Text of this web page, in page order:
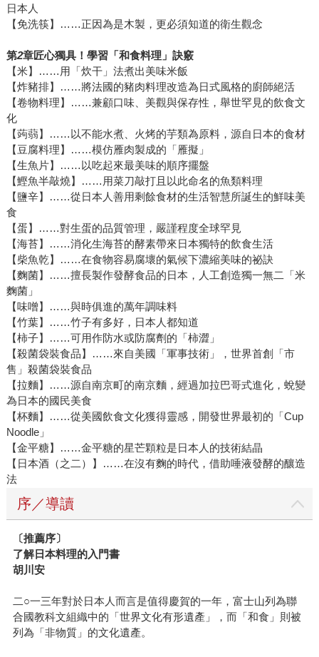
日本人
【免洗筷】……正因為是木製，更必須知道的衛生觀念
第2章匠心獨具！學習「和食料理」訣竅
【米】……用「炊干」法煮出美味米飯
【炸豬排】……將法國的豬肉料理改造為日式風格的廚師絕活
【卷物料理】……兼顧口味、美觀與保存性，舉世罕見的飲食文
化
【蒟蒻】……以不能水煮、火烤的芋類為原料，源自日本的食材
【豆腐料理】……模仿雁肉製成的「雁擬」
【生魚片】……以吃起來最美味的順序擺盤
【鰹魚半敲燒】……用菜刀敲打且以此命名的魚類料理
【鹽辛】……從日本人善用剩餘食材的生活智慧所誕生的鮮味美
食
【蛋】……對生蛋的品質管理，嚴謹程度全球罕見
【海苔】……消化生海苔的酵素帶來日本獨特的飲食生活
【柴魚乾】……在食物容易腐壞的氣候下濃縮美味的祕訣
【麴菌】……擅長製作發酵食品的日本，人工創造獨一無二「米
麴菌」
【味噌】……與時俱進的萬年調味料
【竹葉】……竹子有多好，日本人都知道
【柿子】……可用作防水或防腐劑的「柿澀」
【殺菌袋裝食品】……來自美國「軍事技術」，世界首創「市
售」殺菌袋裝食品
【拉麵】……源自南京町的南京麵，經過加拉巴哥式進化，蛻變
為日本的國民美食
【杯麵】……從美國飲食文化獲得靈感，開發世界最初的「Cup
Noodle」
【金平糖】……金平糖的星芒顆粒是日本人的技術結晶
【日本酒（之二）】……在沒有麴的時代，借助唾液發酵的釀造
法
序／導讀
〔推薦序〕
了解日本料理的入門書
胡川安
二○一三年對於日本人而言是值得慶賀的一年，富士山列為聯
合國教科文組織中的「世界文化有形遺產」，而「和食」則被
列為「非物質」的文化遺產。